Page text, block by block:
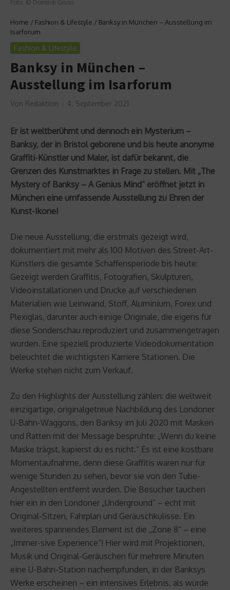
Foto: © Dominik Gruss
Home / Fashion & Lifestyle / Banksy in München – Ausstellung im
Isarforum
Fashion & Lifestyle
Banksy in München –
Ausstellung im Isarforum
Von Redaktion 4. September 2021
Er ist weltberühmt und dennoch ein Mysterium –
Banksy, der in Bristol geborene und bis heute anonyme
Graffiti-Künstler und Maler, ist dafür bekannt, die
Grenzen des Kunstmarktes in Frage zu stellen. Mit „The
Mystery of Banksy – A Genius Mind“ eröffnet jetzt in
München eine umfassende Ausstellung zu Ehren der
Kunst-Ikone!
Die neue Ausstellung, die erstmals gezeigt wird,
dokumentiert mit mehr als 100 Motiven des Street-Art-
Künstlers die gesamte Schaffensperiode bis heute:
Gezeigt werden Graffitis, Fotografien, Skulpturen,
Videoinstallationen und Drucke auf verschiedenen
Materialien wie Leinwand, Stoff, Aluminium, Forex und
Plexiglas, darunter auch einige Originale, die eigens für
diese Sonderschau reproduziert und zusammengetragen
wurden. Eine speziell produzierte Videodokumentation
beleuchtet die wichtigsten Karriere Stationen. Die
Werke stehen nicht zum Verkauf.
Zu den Highlights der Ausstellung zählen: die weltweit
einzigartige, originalgetreue Nachbildung des Londoner
U-Bahn-Waggons, den Banksy im Juli 2020 mit Masken
und Ratten mit der Message besprühte: „Wenn du keine
Maske trägst, kapierst du es nicht.“ Es ist eine kostbare
Momentaufnahme, denn diese Graffitis waren nur für
wenige Stunden zu sehen, bevor sie von den Tube-
Angestellten entfernt wurden. Die Besucher tauchen
hier ein in den Londoner „Underground“ – echt mit
Original-Sitzen, Fahrplan und Geräuschkulisse. Ein
weiteres spannendes Element ist die „Zone 8“ – eine
„Immer-sive Experience“! Hier wird mit Projektionen,
Musik und Original-Geräuschen für mehrere Minuten
eine U-Bahn-Station nachempfunden, in der Banksys
Werke erscheinen – ein intensives Erlebnis, als würde